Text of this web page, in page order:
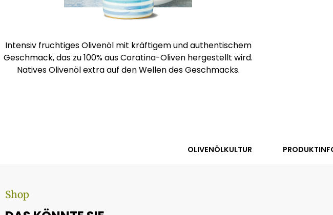
Intensiv fruchtiges Olivenöl mit kräftigem und authentischem
Geschmack, das zu 100% aus Coratina-Oliven hergestellt wird.
Natives Olivenöl extra auf den Wellen des Geschmacks.
OLIVENÖLKULTUR
Shop